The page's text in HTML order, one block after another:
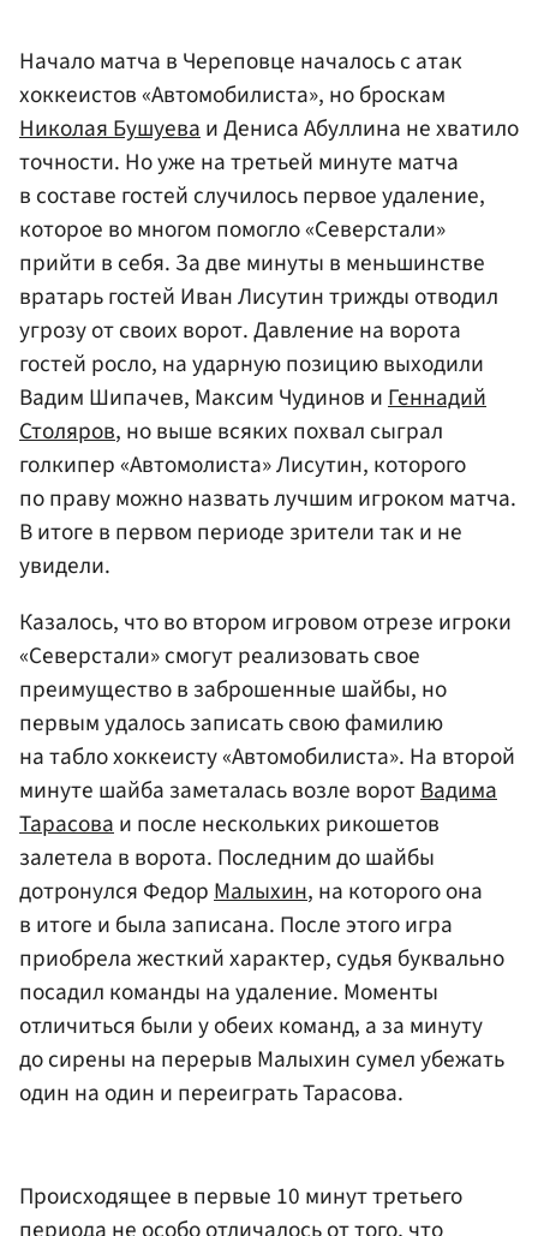
Начало матча в Череповце началось с атак
хоккеистов «Автомобилиста», но броскам
Николая Бушуеваи Дениса Абуллина не хватило
точности. Но уже на третьей минуте матча
в составе гостей случилось первое удаление,
которое во многом помогло «Северстали»
прийти в себя. За две минуты в меньшинстве
вратарь гостей Иван Лисутин трижды отводил
угрозу от своих ворот. Давление на ворота
гостей росло, на ударную позицию выходили
Вадим Шипачев, Максим Чудинов иГеннадий
Столяров, но выше всяких похвал сыграл
голкипер «Автомолиста» Лисутин, которого
по праву можно назвать лучшим игроком матча.
В итоге в первом периоде зрители так и не
увидели.
Казалось, что во втором игровом отрезе игроки
«Северстали» смогут реализовать свое
преимущество в заброшенные шайбы, но
первым удалось записать свою фамилию
на табло хоккеисту «Автомобилиста». На второй
минуте шайба заметалась возле воротВадима
Тарасоваи после нескольких рикошетов
залетела в ворота. Последним до шайбы
дотронулся ФедорМалыхин, на которого она
в итоге и была записана. После этого игра
приобрела жесткий характер, судья буквально
посадил команды на удаление. Моменты
отличиться были у обеих команд, а за минуту
до сирены на перерыв Малыхин сумел убежать
один на один и переиграть Тарасова.
Происходящее в первые 10 минут третьего